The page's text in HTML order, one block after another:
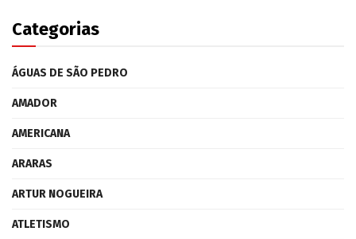
Categorias
ÁGUAS DE SÃO PEDRO
AMADOR
AMERICANA
ARARAS
ARTUR NOGUEIRA
ATLETISMO